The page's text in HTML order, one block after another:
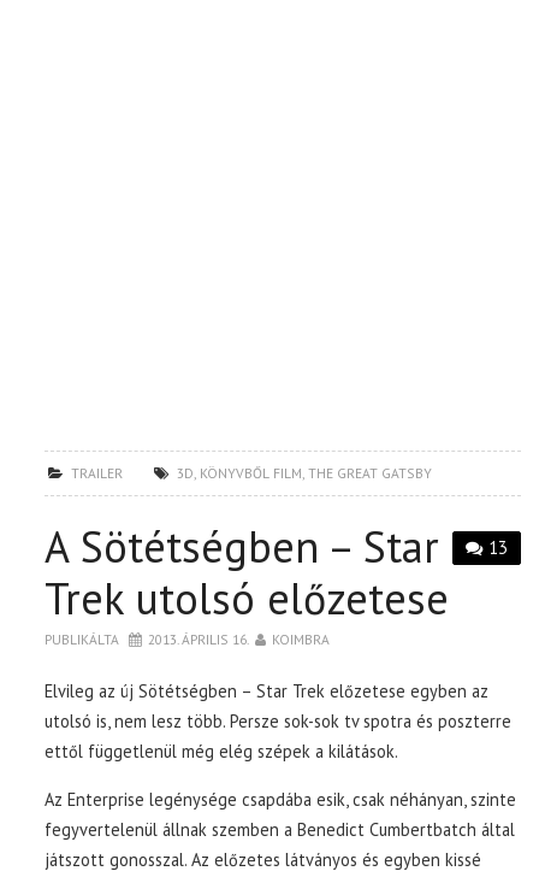
TRAILER 3D, KÖNYVBŐL FILM,THE GREAT GATSBY
13
A Sötétségben – Star
Trek utolsó előzetese
PUBLIKÁLTA 2013. ÁPRILIS 16. KOIMBRA
Elvileg az új Sötétségben – Star Trek előzetese egyben az
utolsó is, nem lesz több. Persze sok-sok tv spotra és poszterre
ettől függetlenül még elég szépek a kilátások.
Az Enterprise legénysége csapdába esik, csak néhányan, szinte
fegyvertelenül állnak szemben a Benedict Cumbertbatch által
játszott gonosszal. Az előzetes látványos és egyben kissé